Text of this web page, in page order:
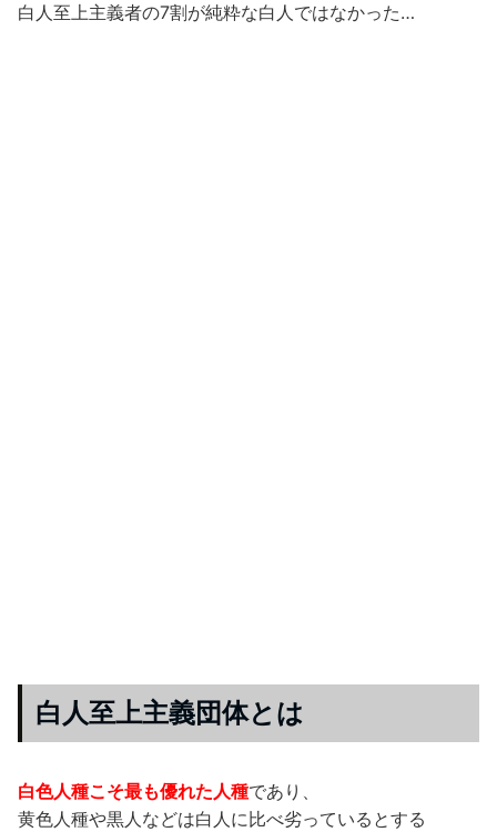
白人至上主義者の7割が純粋な白人ではなかった…
白人至上主義団体とは
白色人種こそ最も優れた人種であり、
黄色人種や黒人などは白人に比べ劣っているとする